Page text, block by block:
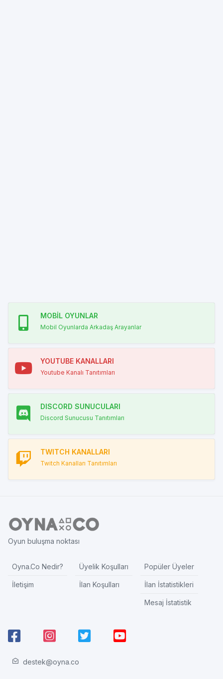
MOBİL OYUNLAR
Mobil Oyunlarda Arkadaş Arayanlar
YOUTUBE KANALLARI
Youtube Kanalı Tanıtımları
DISCORD SUNUCULARI
Discord Sunucusu Tanıtımları
TWITCH KANALLARI
Twitch Kanalları Tanıtımları
Oyun buluşma noktası
Oyna.Co Nedir?
İletişim
Üyelik Koşulları
İlan Koşulları
Popüler Üyeler
İlan İstatistikleri
Mesaj İstatistik
destek@oyna.co